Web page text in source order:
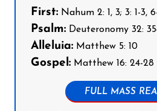
First: Nahum 2: 1, 3; 3: 1-3,
Psalm: Deuteronomy 32:
Alleluia: Matthew 5: 10
Gospel: Matthew 16: 24-28
FULL MASS